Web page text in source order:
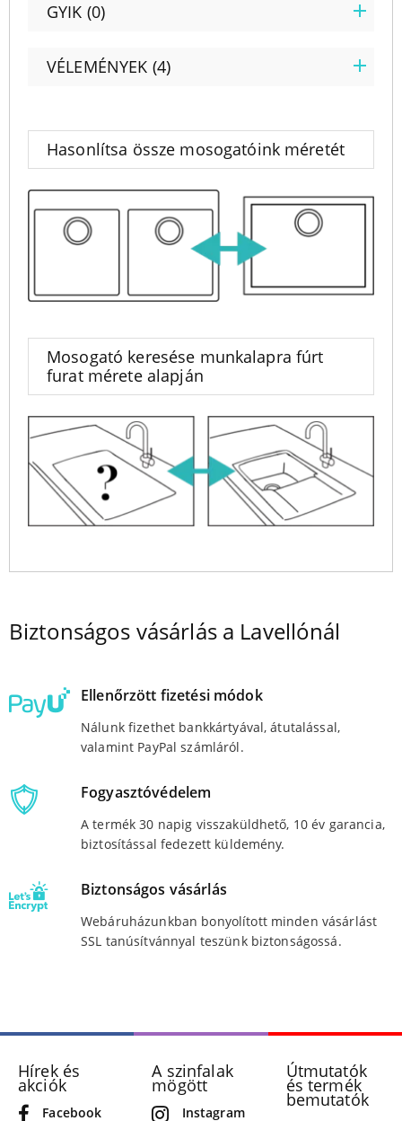
Hasonlítsa össze mosogatóink méretét
Mosogató keresése munkalapra fúrt
furat mérete alapján
GYIK (0)
VÉLEMÉNYEK (4)
Biztonságos vásárlás a Lavellónál
Ellenőrzött fizetési módok
Nálunk fizethet bankkártyával, átutalással,
valamint PayPal számláról.
Fogyasztóvédelem
A termék 30 napig visszaküldhető, 10 év garancia,
biztosítással fedezett küldemény.
Biztonságos vásárlás
Webáruházunkban bonyolított minden vásárlást
SSL tanúsítvánnyal teszünk biztonságossá.
Hírek és
akciók
Facebook
A szinfalak
mögött
Instagram
Útmutatók
és termék
bemutatók